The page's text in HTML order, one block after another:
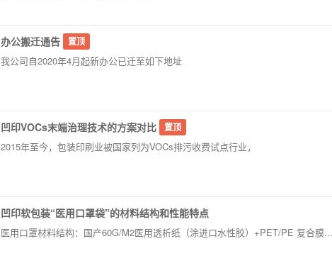
办公搬迁通告 置顶
我公司自2020年4月起新办公已迁至如下地址
凹印VOCs末端治理技术的方案对比 置顶
2015年至今，包装印刷业被国家列为VOCs排污收费试点行业，
凹印软包装“医用口罩袋”的材料结构和性能特点
医用口罩材料结构：国产60G/M2医用透析纸（涂进口水性胶）+PET/PE 复合膜...